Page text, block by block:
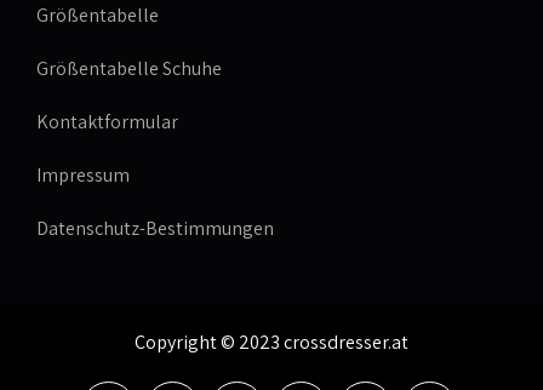
Größentabelle
Größentabelle Schuhe
Kontaktformular
Impressum
Datenschutz-Bestimmungen
Copyright © 2023 crossdresser.at